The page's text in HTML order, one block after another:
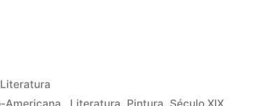
Publicado
Literatura
Americana., Literatura, Pintura, Século XIX